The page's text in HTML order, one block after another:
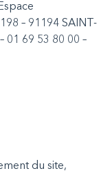
– 91194 SAINT-
– 01 69 53 80 00 –
du site,